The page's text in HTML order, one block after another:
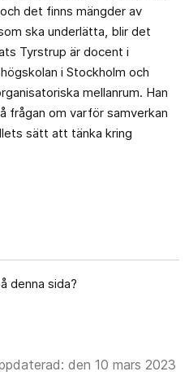
det finns mängder av
ska underlätta, blir det
Tyrstrup är docent i
i Stockholm och
mellanrum. Han
frågan om varför samverkan
sätt att tänka kring
denna sida?
den 10 mars 2023